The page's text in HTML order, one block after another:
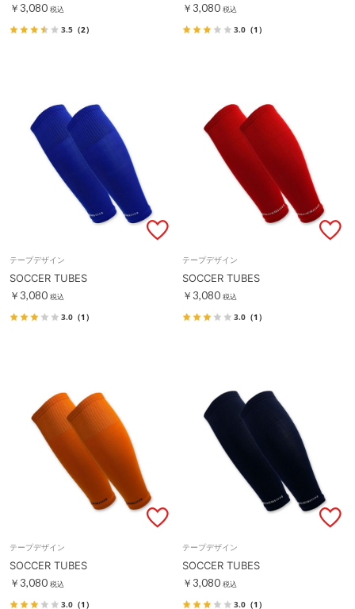
￥3,080 税込
3.5 （2）
￥3,080 税込
3.0 （1）
テープデザイン
SOCCER TUBES
￥3,080 税込
3.0 （1）
テープデザイン
SOCCER TUBES
￥3,080 税込
3.0 （1）
テープデザイン
SOCCER TUBES
￥3,080 税込
3.0 （1）
テープデザイン
SOCCER TUBES
￥3,080 税込
3.0 （1）